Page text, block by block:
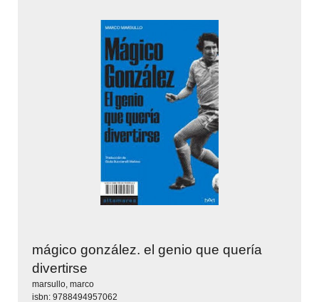
mágico gonzález. el genio que quería
divertirse
marsullo, marco
isbn: 9788494957062